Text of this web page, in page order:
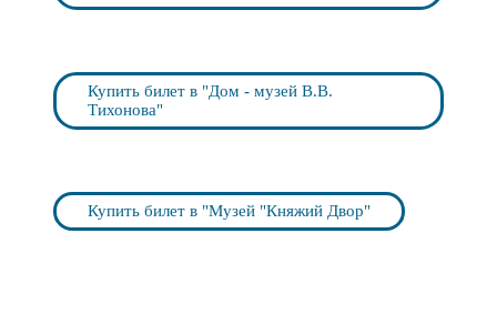
Купить билет в "Дом - музей В.В.
Тихонова"
Купить билет в "Музей "Княжий Двор"